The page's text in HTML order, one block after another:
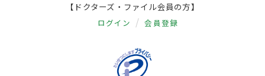
【ドクターズ・ファイル会員の方】
ログイン 会員登録